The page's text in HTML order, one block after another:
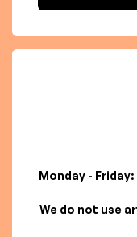
Monday - Friday:
We do not use